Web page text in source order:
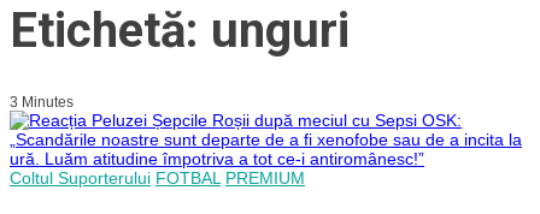
Etichetă: unguri
3 Minutes
Coltul Suporterului FOTBAL PREMIUM